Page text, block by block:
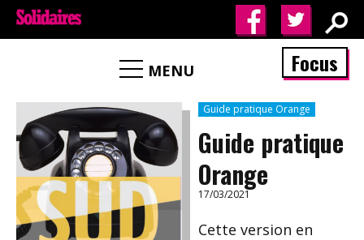
MENU Focus
Guide pratique Orange
Guide pratique
Orange
17/03/2021
Cette version en